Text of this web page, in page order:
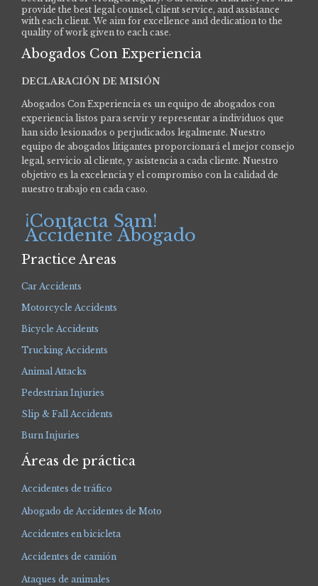
provide the best legal counsel, client service, and assistance
with each client. We aim for excellence and dedication to the
quality of work given to each case.
Abogados Con Experiencia
DECLARACIÓN DE MISIÓN
Abogados Con Experiencia es un equipo de abogados con
experiencia listos para servir y representar a individuos que
han sido lesionados o perjudicados legalmente. Nuestro
equipo de abogados litigantes proporcionará el mejor consejo
legal, servicio al cliente, y asistencia a cada cliente. Nuestro
objetivo es la excelencia y el compromiso con la calidad de
nuestro trabajo en cada caso.
¡Contacta Sam!
Accidente Abogado
Practice Areas
Car Accidents
Motorcycle Accidents
Bicycle Accidents
Trucking Accidents
Animal Attacks
Pedestrian Injuries
Slip & Fall Accidents
Burn Injuries
Áreas de práctica
Accidentes de tráfico
Abogado de Accidentes de Moto
Accidentes en bicicleta
Accidentes de camión
Ataques de animales